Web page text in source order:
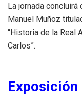
La jornada
Manuel Muñoz
“Historia de la Real
Carlos”.